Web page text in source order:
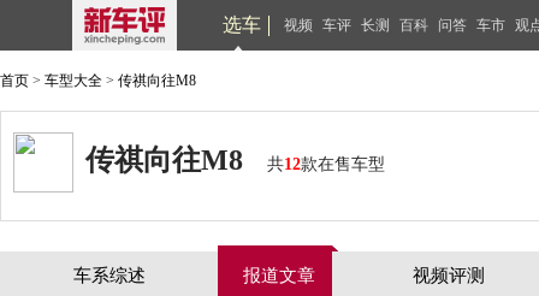
选车 视频 车评 长测 百科 问答 车市 观
首页 > 车型大全 > 传祺向往M8
传祺向往M8 共12款在售车型
车系综述 报道文章 视频评测